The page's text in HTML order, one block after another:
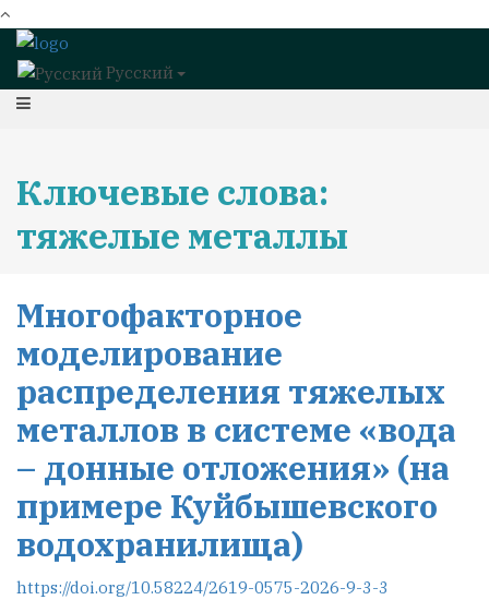
Русский
Ключевые слова:
тяжелые металлы
Многофакторное
моделирование
распределения тяжелых
металлов в системе «вода
– донные отложения» (на
примере Куйбышевского
водохранилища)
https://doi.org/10.58224/2619-0575-2026-9-3-3